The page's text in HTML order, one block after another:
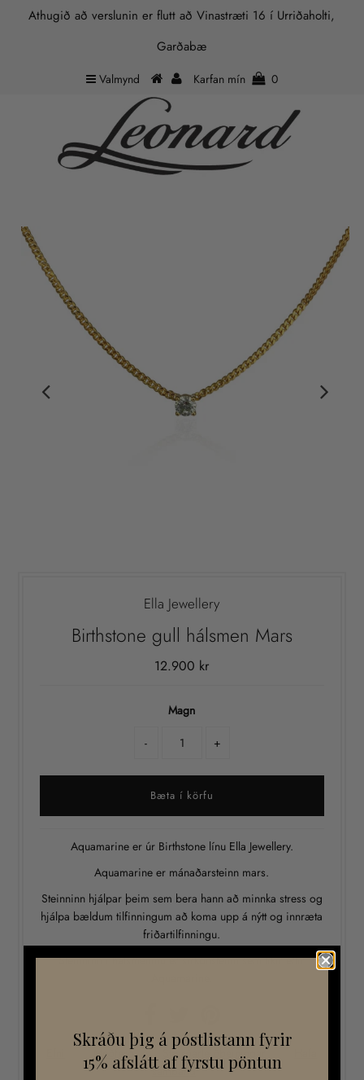
Athugið að verslunin er flutt að Vinastræti 16 í Urriðaholti,
Garðabæ
Valmynd Karfan mín 0
Ella Jewellery
Birthstone gull hálsmen Mars
12.900 kr
Magn
-
+
Aquamarine er úr Birthstone línu Ella Jewellery.
Aquamarine er mánaðarsteinn mars.
Steinninn hjálpar þeim sem bera hann að minnka stress og
hjálpa bældum tilfinningum að koma upp á nýtt og innræta
friðartilfinningu.
Steinninn í hálsmeninu er sirkonsteinn sem líkir eftir
Meðferð Stærðarleiðbeiningar
samband
Skráðu þig á póstlistann fyrir
15% afslátt af fyrstu pöntun